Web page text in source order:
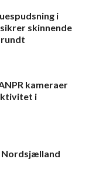
i
skinnende
kameraer
i